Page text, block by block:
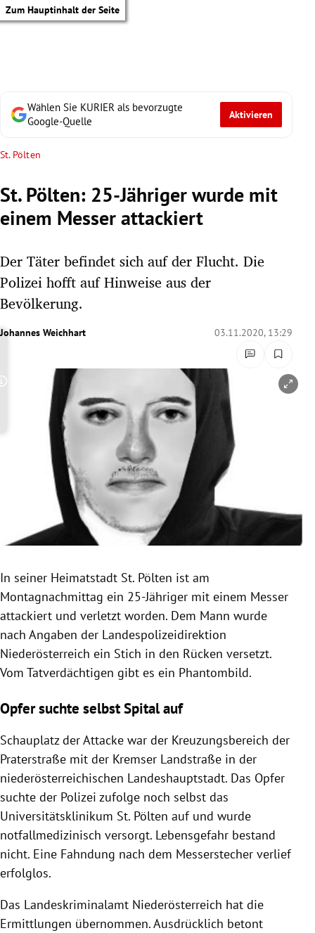
Zum Hauptinhalt der Seite
Untermenü
Untermenü
Untermenü
Untermenü
Untermenü
Untermenü
Untermenü
Untermenü
Wählen Sie KURIER als bevorzugte
Google-Quelle
Aktivieren
St. Pölten
St. Pölten: 25-Jähriger wurde mit
einem Messer attackiert
Der Täter befindet sich auf der Flucht. Die
Polizei hofft auf Hinweise aus der
Bevölkerung.
Johannes Weichhart 03.11.2020, 13:29
Copyright-Hinweis öffnen/schließen
In seiner Heimatstadt St. Pölten ist am
Montagnachmittag ein 25-Jähriger mit einem Messer
attackiert und verletzt worden. Dem Mann wurde
nach Angaben der Landespolizeidirektion
Niederösterreich ein Stich in den Rücken versetzt.
Vom Tatverdächtigen gibt es ein Phantombild.
Opfer suchte selbst Spital auf
Schauplatz der Attacke war der Kreuzungsbereich der
Praterstraße mit der Kremser Landstraße in der
niederösterreichischen Landeshauptstadt. Das Opfer
suchte der Polizei zufolge noch selbst das
Universitätsklinikum St. Pölten auf und wurde
notfallmedizinisch versorgt. Lebensgefahr bestand
nicht. Eine Fahndung nach dem Messerstecher verlief
erfolglos.
Das Landeskriminalamt Niederösterreich hat die
Ermittlungen übernommen. Ausdrücklich betont